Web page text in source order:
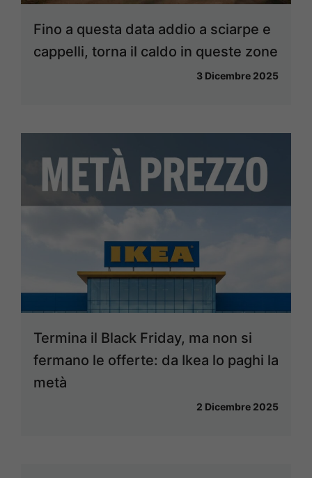
Fino a questa data addio a sciarpe e
cappelli, torna il caldo in queste zone
3 Dicembre 2025
Termina il Black Friday, ma non si
fermano le offerte: da Ikea lo paghi la
metà
2 Dicembre 2025